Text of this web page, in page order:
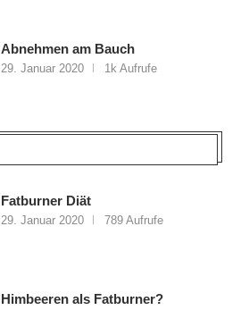
Abnehmen am Bauch
29. Januar 2020 1k Aufrufe
Fatburner Diät
29. Januar 2020 789 Aufrufe
Himbeeren als Fatburner?